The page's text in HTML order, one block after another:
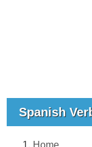
Spanish
Home